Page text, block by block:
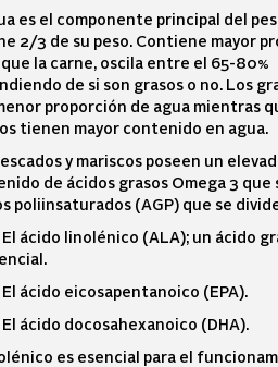
es el componente principal del
2/3 de su peso. Contiene mayor
la carne, oscila entre el 65-80%
de si son grasos o no. Los
proporción de agua mientras
tienen mayor contenido en agua.
y mariscos poseen un
de ácidos grasos Omega 3 que
poliinsaturados (AGP) que se
El ácido linolénico (ALA); un ácido
El ácido eicosapentanoico (EPA).
El ácido docosahexanoico (DHA).
es esencial para el